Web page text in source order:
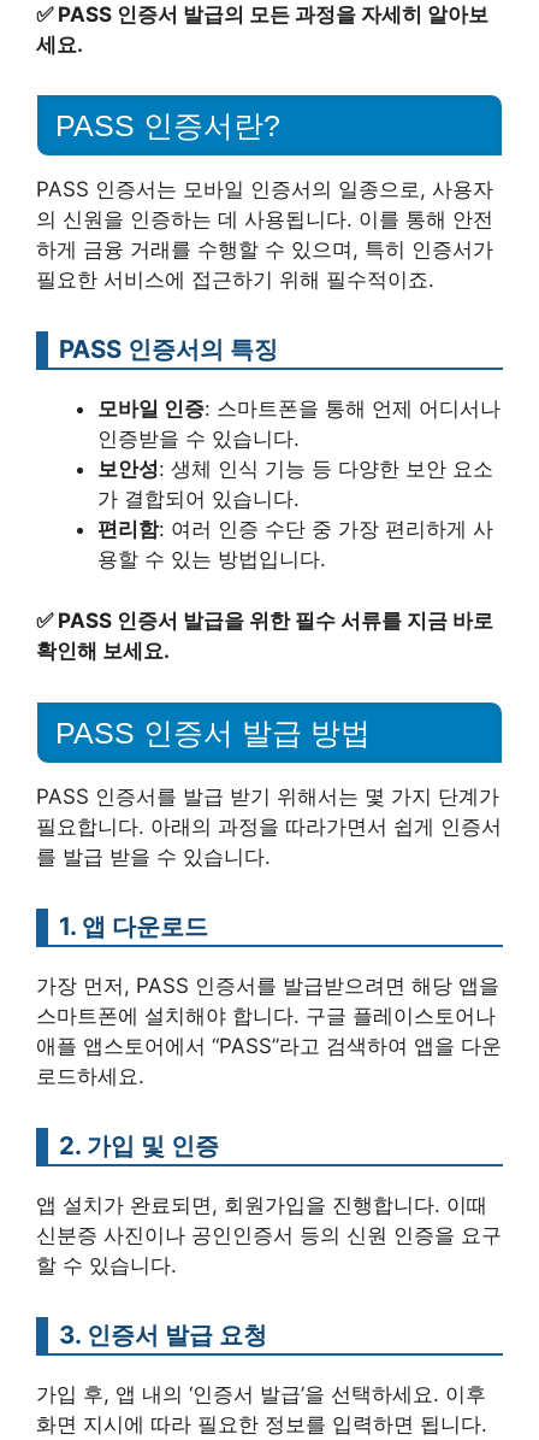
✅ PASS 인증서 발급의 모든 과정을 자세히 알아보
세요.
PASS 인증서란?
PASS 인증서는 모바일 인증서의 일종으로, 사용자
의 신원을 인증하는 데 사용됩니다. 이를 통해 안전
하게 금융 거래를 수행할 수 있으며, 특히 인증서가
필요한 서비스에 접근하기 위해 필수적이죠.
PASS 인증서의 특징
모바일 인증: 스마트폰을 통해 언제 어디서나
인증받을 수 있습니다.
보안성: 생체 인식 기능 등 다양한 보안 요소
가 결합되어 있습니다.
편리함: 여러 인증 수단 중 가장 편리하게 사
용할 수 있는 방법입니다.
✅ PASS 인증서 발급을 위한 필수 서류를 지금 바로
확인해 보세요.
PASS 인증서 발급 방법
PASS 인증서를 발급 받기 위해서는 몇 가지 단계가
필요합니다. 아래의 과정을 따라가면서 쉽게 인증서
를 발급 받을 수 있습니다.
1. 앱 다운로드
가장 먼저, PASS 인증서를 발급받으려면 해당 앱을
스마트폰에 설치해야 합니다. 구글 플레이스토어나
애플 앱스토어에서 “PASS”라고 검색하여 앱을 다운
로드하세요.
2. 가입 및 인증
앱 설치가 완료되면, 회원가입을 진행합니다. 이때
신분증 사진이나 공인인증서 등의 신원 인증을 요구
할 수 있습니다.
3. 인증서 발급 요청
가입 후, 앱 내의 ‘인증서 발급’을 선택하세요. 이후
화면 지시에 따라 필요한 정보를 입력하면 됩니다.